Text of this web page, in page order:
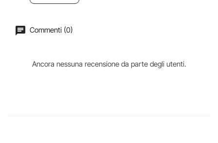
Commenti (0)
Ancora nessuna recensione da parte degli utenti.